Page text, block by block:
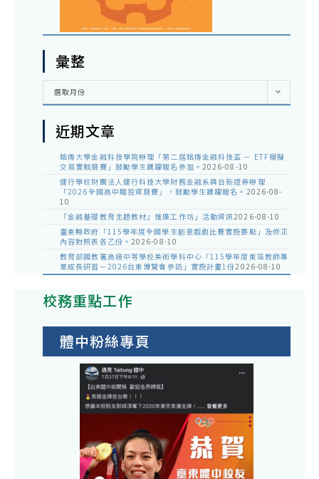
彙整
彙
選取月份
近期文章
銘傳大學金融科技學院辦理「第二屆銘傳金融科技盃 － ETF模擬
交易實戰競賽」鼓勵學生踴躍報名參加。 2026-08-10
健行學校財團法人健行科技大學財務金融系與台新證券辦理
「2026全國高中職投資競賽」，鼓勵學生踴躍報名。 2026-08-
10
『金融基礎教育主題教材』推廣工作坊」活動資訊2026-08-10
臺東縣政府「115學年度全國學生創意戲劇比賽實施要點」及修正
內容對照表各乙份。 2026-08-10
教育部國教署高級中等學校美術學科中心「115學年度東區教師專
業成長研習－2026台東博覽會參訪」實施計畫1份2026-08-10
校務重點工作
體中粉絲專頁